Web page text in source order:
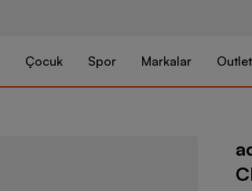
Çocuk Spor Markalar Outlet
adidas